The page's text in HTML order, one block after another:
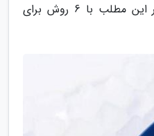
کنترل دمای آن انجام داد. در این مطلب با 6 روش برای